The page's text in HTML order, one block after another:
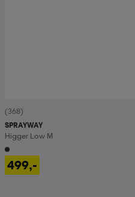
(368)
SPRAYWAY
Higger Low M
499,-